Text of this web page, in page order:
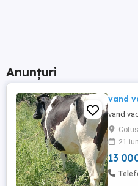
Anunțuri
vand
vand
21
13